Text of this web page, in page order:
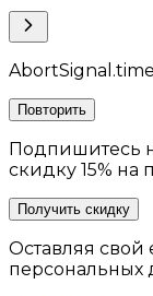
Повторить
Подпишитесь
скидку 15% на
Получить скидку
Оставляя свой
персональных